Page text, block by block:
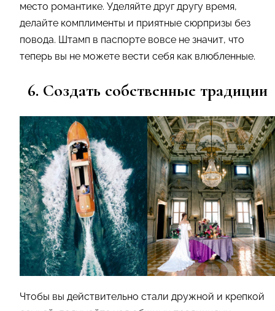
место романтике. Уделяйте друг другу время,
делайте комплименты и приятные сюрпризы без
повода. Штамп в паспорте вовсе не значит, что
теперь вы не можете вести себя как влюбленные.
6. Создать собственные традиции
Чтобы вы действительно стали дружной и крепкой